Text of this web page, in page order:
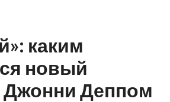
каким
новый
Деппом